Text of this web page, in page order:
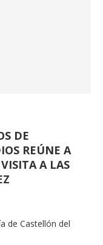
DE
REÚNE A
A LAS
de Castellón del